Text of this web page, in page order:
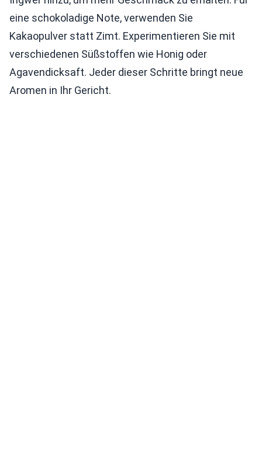
eine schokoladige Note, verwenden Sie
Kakaopulver statt Zimt. Experimentieren Sie mit
verschiedenen Süßstoffen wie Honig oder
Agavendicksaft. Jeder dieser Schritte bringt neue
Aromen in Ihr Gericht.